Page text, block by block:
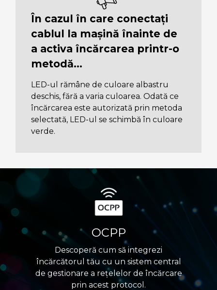
În cazul în care conectați
cablul la mașină înainte de
a activa încărcarea printr-o
metodă…
LED-ul rămâne de culoare albastru
deschis, fără a varia culoarea. Odată ce
încărcarea este autorizată prin metoda
selectată, LED-ul se schimbă în culoare
verde.
OCPP
Descoperă cum să integrezi
încărcătorul tău cu un sistem central
de gestionare a rețelelor de încărcare
prin acest protocol.